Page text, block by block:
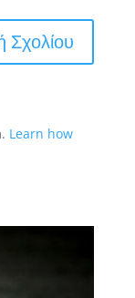
Learn how